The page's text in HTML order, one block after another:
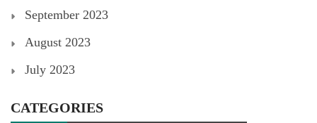
September 2023
August 2023
July 2023
CATEGORIES